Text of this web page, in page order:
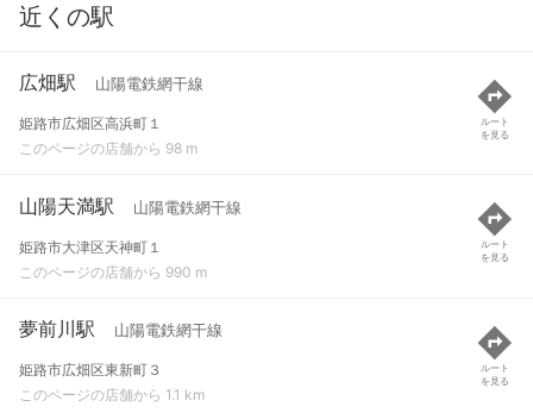
近くの駅
広畑駅 山陽電鉄網干線
姫路市広畑区高浜町１
このページの店舗から 98 m
ルート
を見る
山陽天満駅 山陽電鉄網干線
姫路市大津区天神町１
このページの店舗から 990 m
ルート
を見る
夢前川駅 山陽電鉄網干線
姫路市広畑区東新町３
このページの店舗から 1.1 km
ルート
を見る